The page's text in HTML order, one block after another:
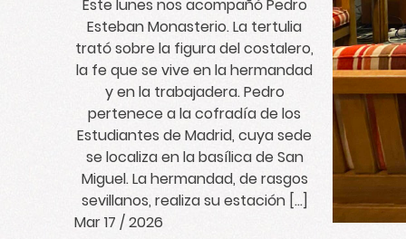
Este lunes nos acompañó Pedro
Esteban Monasterio. La tertulia
trató sobre la figura del costalero,
la fe que se vive en la hermandad
y en la trabajadera. Pedro
pertenece a la cofradía de los
Estudiantes de Madrid, cuya sede
se localiza en la basílica de San
Miguel. La hermandad, de rasgos
sevillanos, realiza su estación […]
Mar 17 / 2026